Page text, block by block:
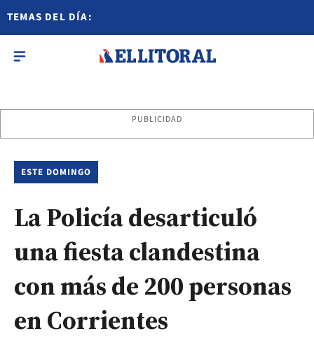
TEMAS DEL DÍA:
PUBLICIDAD
ESTE DOMINGO
La Policía desarticuló
una fiesta clandestina
con más de 200 personas
en Corrientes